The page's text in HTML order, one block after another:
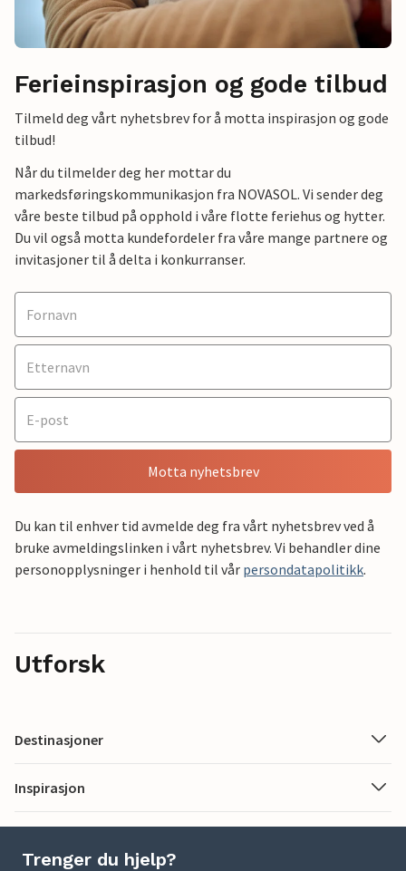
Ferieinspirasjon og gode tilbud
Tilmeld deg vårt nyhetsbrev for å motta inspirasjon og gode
tilbud!
Når du tilmelder deg her mottar du
markedsføringskommunikasjon fra NOVASOL. Vi sender deg
våre beste tilbud på opphold i våre flotte feriehus og hytter.
Du vil også motta kundefordeler fra våre mange partnere og
invitasjoner til å delta i konkurranser.
Motta nyhetsbrev
Du kan til enhver tid avmelde deg fra vårt nyhetsbrev ved å
bruke avmeldingslinken i vårt nyhetsbrev. Vi behandler dine
personopplysninger i henhold til vår persondatapolitikk.
Utforsk
Destinasjoner
Inspirasjon
Trenger du hjelp?